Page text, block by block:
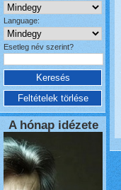
Language:
Esetleg név szerint?
A hónap idézete